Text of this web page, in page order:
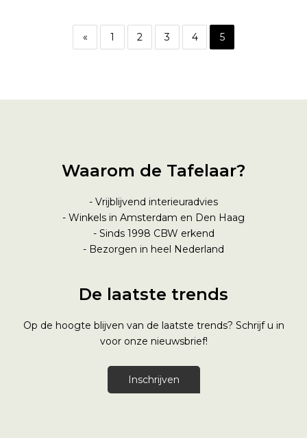
« 1 2 3 4 5
Waarom de Tafelaar?
- Vrijblijvend interieuradvies
- Winkels in Amsterdam en Den Haag
- Sinds 1998 CBW erkend
- Bezorgen in heel Nederland
De laatste trends
Op de hoogte blijven van de laatste trends? Schrijf u in
voor onze nieuwsbrief!
Inschrijven